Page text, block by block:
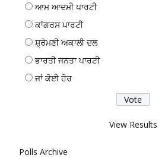
ਆਮ ਆਦਮੀ ਪਾਰਟੀ
ਕਾਂਗਰਸ ਪਾਰਟੀ
ਸ਼੍ਰੋਮਣੀ ਅਕਾਲੀ ਦਲ
ਭਾਰਤੀ ਜਨਤਾ ਪਾਰਟੀ
ਜਾਂ ਕੋਈ ਹੋਰ
View Results
Polls Archive